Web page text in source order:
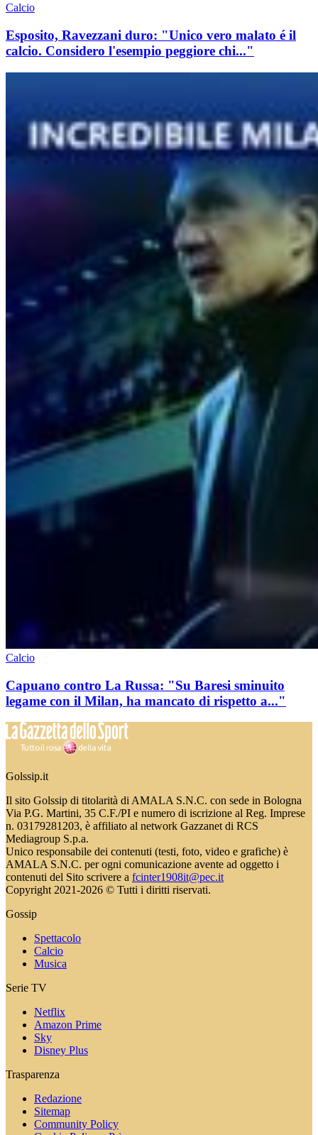
Calcio
Esposito, Ravezzani duro: "Unico vero malato é il
calcio. Considero l'esempio peggiore chi..."
Calcio
Capuano contro La Russa: "Su Baresi sminuito
legame con il Milan, ha mancato di rispetto a..."
Golssip.it
Il sito Golssip di titolarità di AMALA S.N.C. con sede in Bologna
Via P.G. Martini, 35 C.F./PI e numero di iscrizione al Reg. Imprese
n. 03179281203, è affiliato al network Gazzanet di RCS
Mediagroup S.p.a.
Unico responsabile dei contenuti (testi, foto, video e grafiche) è
AMALA S.N.C. per ogni comunicazione avente ad oggetto i
contenuti del Sito scrivere a fcinter1908it@pec.it
Copyright 2021-2026 © Tutti i diritti riservati.
Gossip
Spettacolo
Calcio
Musica
Serie TV
Netflix
Amazon Prime
Sky
Disney Plus
Trasparenza
Redazione
Sitemap
Community Policy